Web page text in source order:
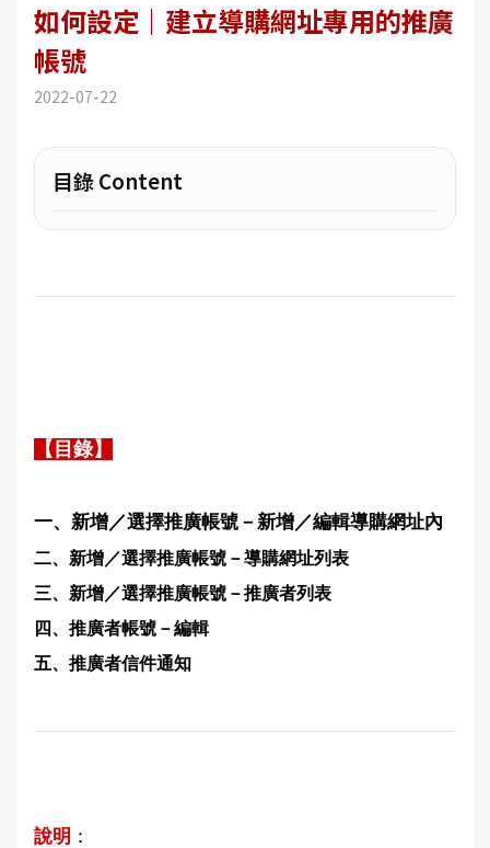
如何設定｜建立導購網址專用的推廣
帳號
2022-07-22
目錄 Content
【目錄】
一、新增／選擇推廣帳號－新增／編輯導購網址內
二、 新增／選擇推廣帳號－導購網址列表
三、 新增／選擇推廣帳號－推廣者列表
四、推廣者帳號－編輯
五、推廣者信件通知
說明 ：